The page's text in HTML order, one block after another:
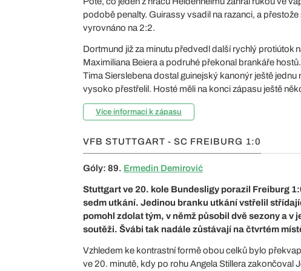
podobě penalty. Guirassy vsadil na razanci, a
vyrovnáno na 2:2.
Dortmund již za minutu předvedl další rychlý protiútok
Maximiliana Beiera a podruhé překonal brankáře
Tima Sierslebena dostal guinejský kanonýr ještě
vysoko přestřelil. Hosté měli na konci zápasu ještě
Více informací k zápasu
VFB STUTTGART - SC FREIBURG 1:0
Góly: 89. Ermedin Demirović
Stuttgart ve 20. kole Bundesligy porazil Freiburg
sedm utkání. Jedinou branku utkání vstřelil
pomohl zdolat tým, v němž působil dvě sezony a
soutěži. Švábi tak nadále zůstávají na čtvrtém
Vzhledem ke kontrastní formě obou celků bylo
ve 20. minutě, kdy po rohu Angela Stillera zakončoval